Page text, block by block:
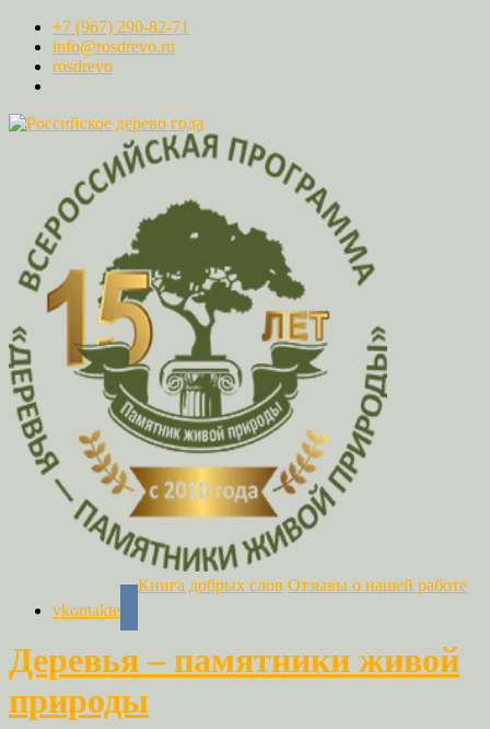
+7 (967) 290-82-71
info@rosdrevo.ru
rosdrevo
vkontakte
Книга добрых слов Отзывы о нашей работе
Деревья – памятники живой
природы